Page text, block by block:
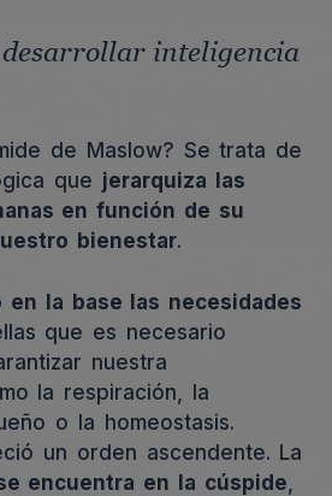
inteligencia
de Maslow? Se trata de
que jerarquiza las
en función de su
bienestar.
en la base las necesidades
que es necesario
nuestra
la respiración, la
o la homeostasis.
un orden ascendente. La
encuentra en la cúspide